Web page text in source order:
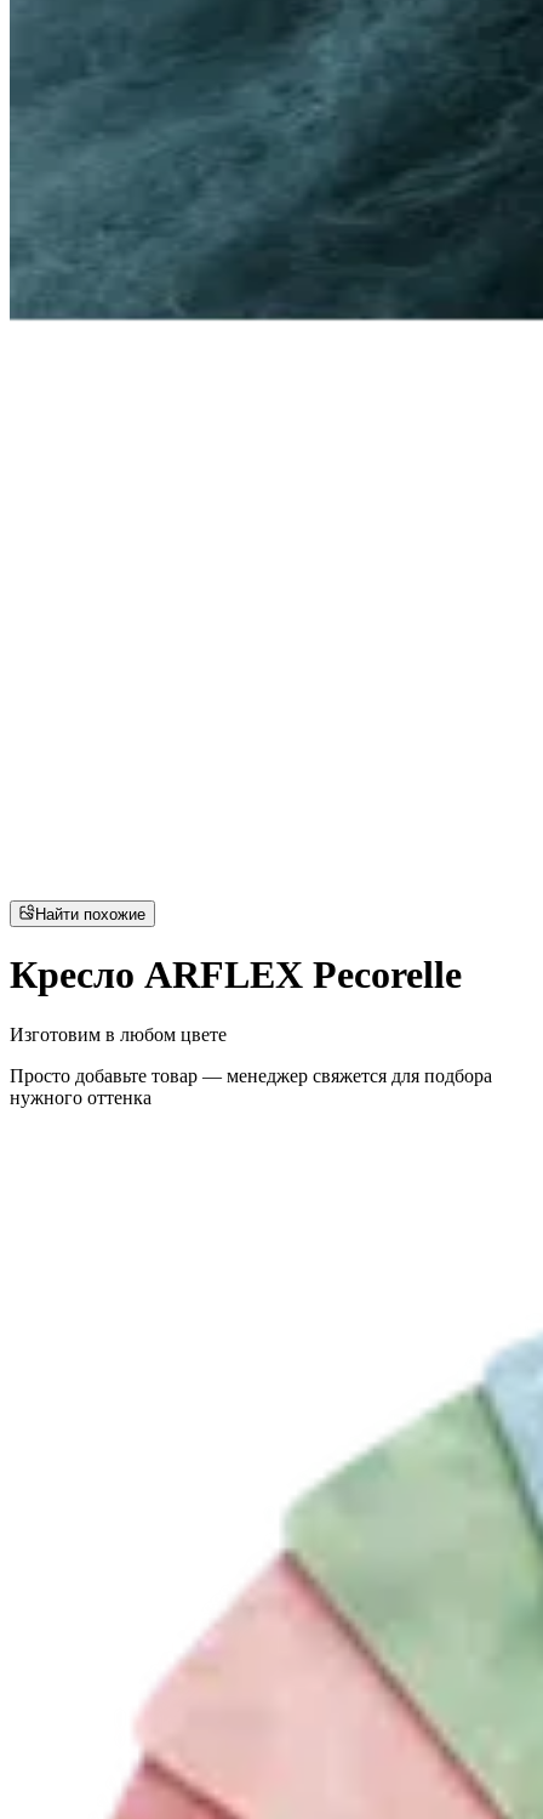
Найти похожие
Кресло ARFLEX Pecorelle
Изготовим в любом цвете
Просто добавьте товар — менеджер свяжется для подбора
нужного оттенка